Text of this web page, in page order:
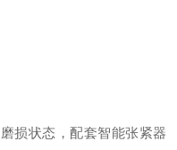
损状态，配套智能张紧器